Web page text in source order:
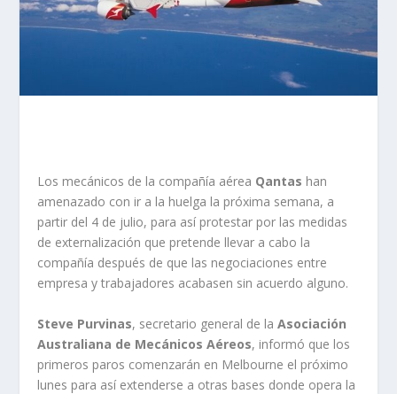
Los mecánicos de la compañía aérea Qantas han
amenazado con ir a la huelga la próxima semana, a
partir del 4 de julio, para así protestar por las medidas
de externalización que pretende llevar a cabo la
compañía después de que las negociaciones entre
empresa y trabajadores acabasen sin acuerdo alguno.
Steve Purvinas, secretario general de laAsociación
Australiana de Mecánicos Aéreos, informó que los
primeros paros comenzarán en Melbourne el próximo
lunes para así extenderse a otras bases donde opera la